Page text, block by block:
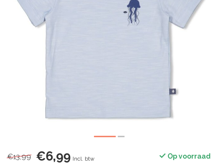
€13,99 €6,99 Incl. btw Op voorraad